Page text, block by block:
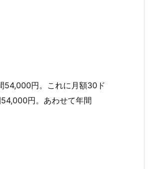
円。これに月額30ド
円。あわせて年間